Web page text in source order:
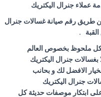
عملاء جنرال اليكتريك
طريق رقم صيانة غسالات جنرال
القبة .
ملحوظ بخصوص العالم
بغسالات جنرال اليكتريك
الافضل لك و بحانب
جنرال اليكتريك
ابتكار موصفات حديثة كل